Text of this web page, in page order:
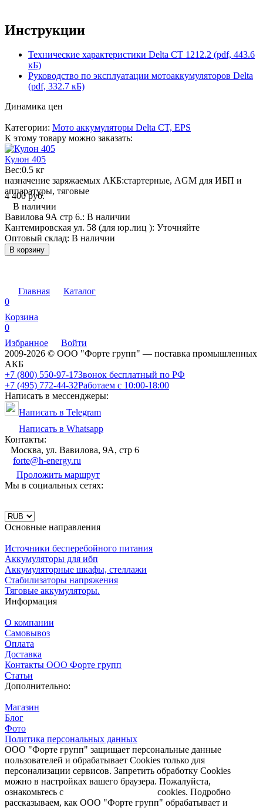
Инструкции
Технические характеристики Delta СТ 1212.2 (pdf, 443.6
кБ)
Руководство по эксплуатации мотоаккумуляторов Delta
(pdf, 332.7 кБ)
Динамика цен
Категории: Мото аккумуляторы Delta CT, EPS
К этому товару можно заказать:
Кулон 405
Вес:0.5 кг
назначение заряжаемых АКБ:стартерные, AGM для ИБП и
аппаратуры, тяговые
4 400 руб.
В наличии
Вавилова 9А стр 6.: В наличии
Кантемировская ул. 58 (для юр.лиц ): Уточняйте
Оптовый склад: В наличии
В корзину
Главная
Каталог
0
Корзина
0
Избранное
Войти
2009-2026 © ООО "Форте групп" — поставка промышленных
АКБ
+7 (800) 550-97-17Звонок бесплатный по РФ
+7 (495) 772-44-32Работаем с 10:00-18:00
Написать в мессенджеры:
Написать в Telegram
Написать в Whatsapp
Контакты:
Москва, ул. Вавилова, 9А, стр 6
forte@h-energy.ru
Проложить маршрут
Мы в социальных сетях:
Основные направления
Источники бесперебойного питания
Аккумуляторы для ибп
Аккумуляторные шкафы, стеллажи
Стабилизаторы напряжения
Тяговые аккумуляторы.
Информация
О компании
Самовывоз
Оплата
Доставка
Контакты ООО Форте групп
Статьи
Дополнительно:
Магазин
Блог
Фото
Политика персональных данных
ООО "Форте групп" защищает персональные данные
пользователей и обрабатывает Cookies только для
персонализации сервисов. Запретить обработку Cookies
можно в настройках вашего браузера. Пожалуйста,
ознакомьтесь с
cookies. Подробно
рассказываем, как ООО "Форте групп" обрабатывает и